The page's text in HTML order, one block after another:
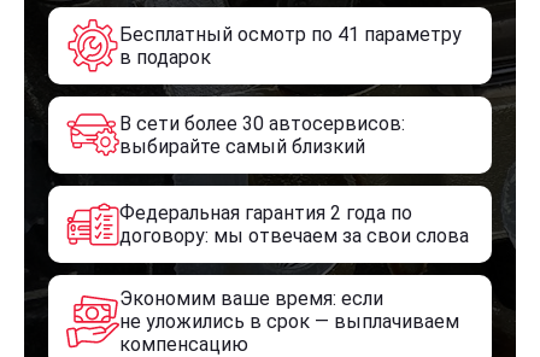
Бесплатный осмотр по 41 параметру
в подарок
В сети более 30 автосервисов:
выбирайте самый близкий
Федеральная гарантия 2 года по
договору: мы отвечаем за свои слова
Экономим ваше время: если
не уложились в срок — выплачиваем
компенсацию